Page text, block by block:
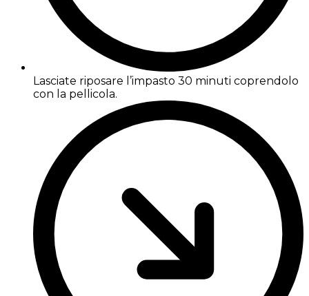
Lasciate riposare l’impasto 30 minuti coprendolo
con la pellicola.